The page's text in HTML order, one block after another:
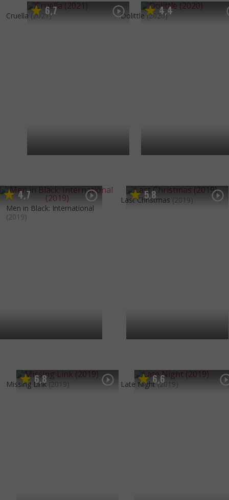
6,7
Cruella (2021) 4,4
Dolittle (2020)
4,7
Men in Black: International
(2019)
5,8
Last Christmas (2019)
6,8
Missing Link (2019) 6,6
Late Night (2019)